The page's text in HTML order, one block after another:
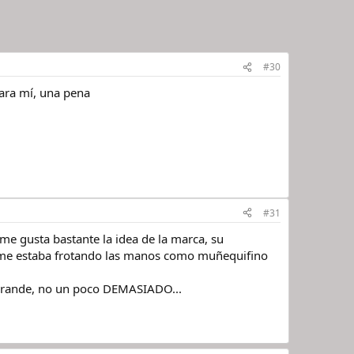
#30
mí, una pena
#31
gusta bastante la idea de la marca, su
estaba frotando las manos como muñequifino
no un poco DEMASIADO...